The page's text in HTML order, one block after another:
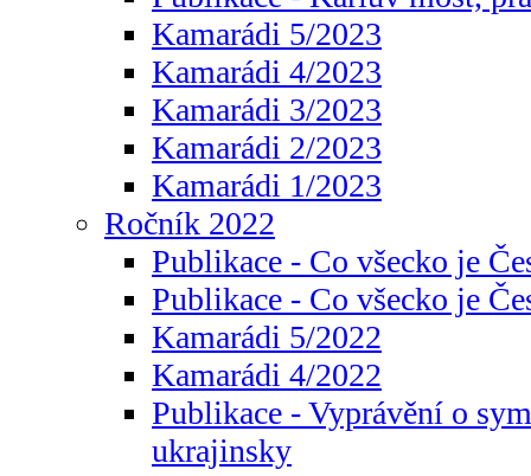
Kamarádi 5/2023
Kamarádi 4/2023
Kamarádi 3/2023
Kamarádi 2/2023
Kamarádi 1/2023
Ročník 2022
Publikace - Co všecko je
Publikace - Co všecko je
Kamarádi 5/2022
Kamarádi 4/2022
Publikace - Vyprávění o
ukrajinsky